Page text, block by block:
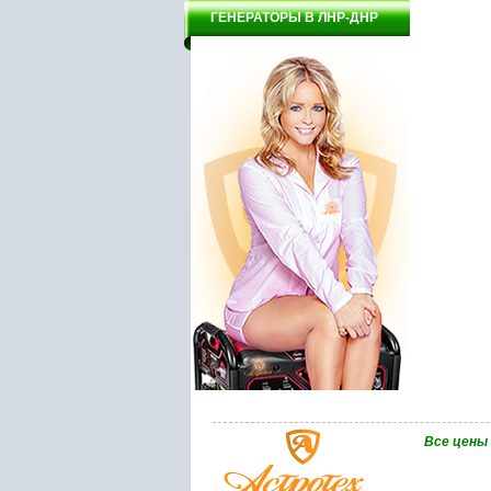
ГЕНЕРАТОРЫ В ЛНР-ДНР
Bce цены